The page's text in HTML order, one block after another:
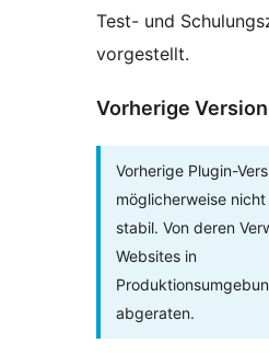
Test- und
vorgestellt.
Vorherige
Vorherige Plugin-
möglicherweise
stabil. Von deren
Websites in
abgeraten.